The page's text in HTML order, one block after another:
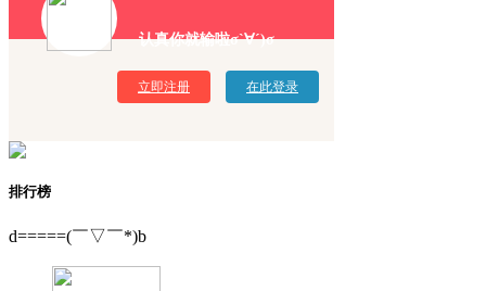
认真你就输啦σ`∀´)σ
立即注册 在此登录
排行榜
d=====(￣▽￣*)b